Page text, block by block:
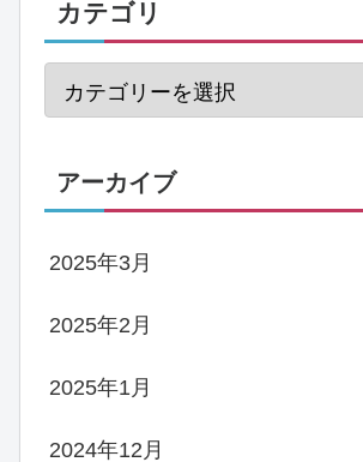
カテゴリ
アーカイブ
2025年3月
2025年2月
2025年1月
2024年12月